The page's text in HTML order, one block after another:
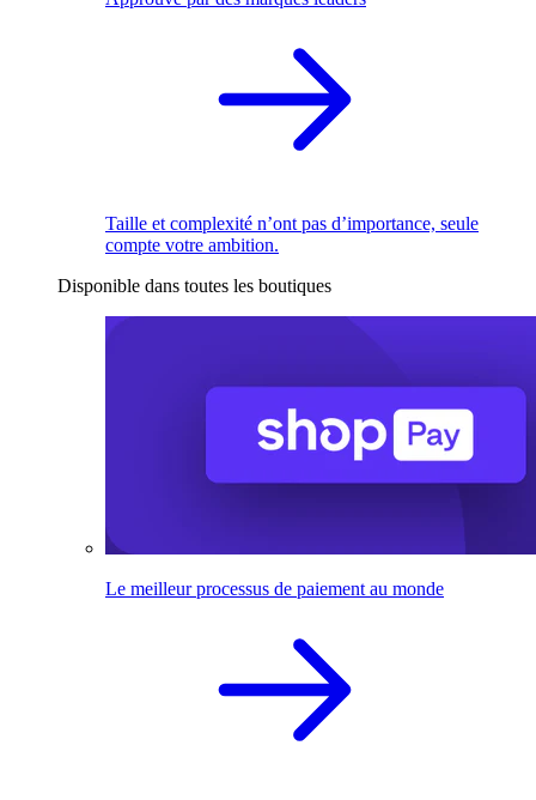
Taille et complexité n’ont pas d’importance, seule
compte votre ambition.
Disponible dans toutes les boutiques
Le meilleur processus de paiement au monde